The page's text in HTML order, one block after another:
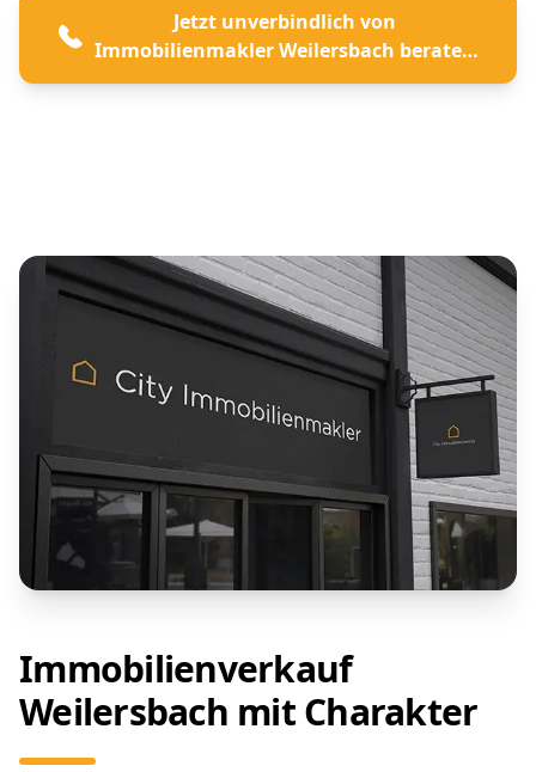
Jetzt unverbindlich von
Immobilienmakler Weilersbach beraten
lassen
Immobilienverkauf
Weilersbach mit Charakter